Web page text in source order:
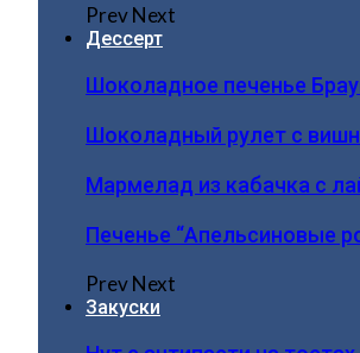
PrevNext
Дессерт
Шоколадное печенье
Шоколадный рулет с
Мармелад из кабачка с
Печенье “Апельсиновые
PrevNext
Закуски